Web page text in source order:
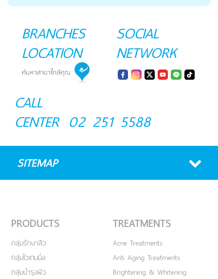
BRANCHES
LOCATION
SOCIAL
NETWORK
CALL
CENTER 02 251 5588
SITEMAP
PRODUCTS
กลุ่มรักษาสิว
กลุ่มไวเทนนิ่ง
กลุ่มบำรุงผิว
TREATMENTS
Acne Treatments
Anti Aging Treatments
Brightening & Whitening